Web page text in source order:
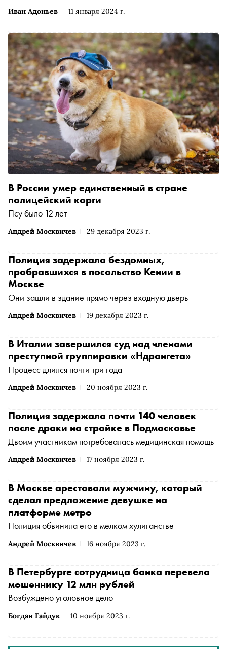
Иван Адоньев 11 января 2024 г.
Андрей Москвичев 29 декабря 2023 г.
В России умер единственный в стране
полицейский корги
Псу было 12 лет
Андрей Москвичев 19 декабря 2023 г.
Полиция задержала бездомных,
пробравшихся в посольство Кении в
Москве
Они зашли в здание прямо через входную дверь
Андрей Москвичев 20 ноября 2023 г.
В Италии завершился суд над членами
преступной группировки «Ндрангета»
Процесс длился почти три года
Андрей Москвичев 17 ноября 2023 г.
Полиция задержала почти 140 человек
после драки на стройке в Подмосковье
Двоим участникам потребовалась медицинская помощь
Андрей Москвичев 16 ноября 2023 г.
В Москве арестовали мужчину, который
сделал предложение девушке на
платформе метро
Полиция обвинила его в мелком хулиганстве
Богдан Гайдук 10 ноября 2023 г.
В Петербурге сотрудница банка перевела
мошеннику 12 млн рублей
Возбуждено уголовное дело